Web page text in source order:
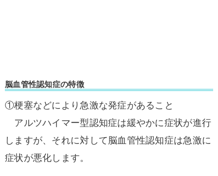
脳血管性認知症の特徴
①梗塞などにより急激な発症があること
アルツハイマー型認知症は緩やかに症状が進行
しますが、それに対して脳血管性認知症は急激に
症状が悪化します。